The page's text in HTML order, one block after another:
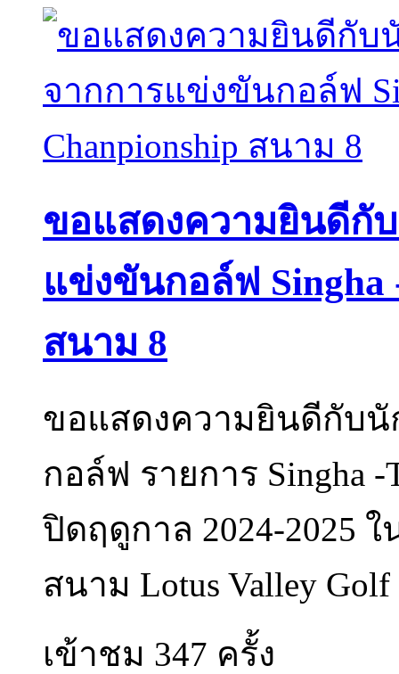
ขอแสดงความยินดีกับ
แข่งขันกอล์ฟ Singha
สนาม 8
ขอแสดงความยินดีกับนั
กอล์ฟ รายการ Singha -
ปิดฤดูกาล 2024-2025
สนาม Lotus Valley Golf
เข้าชม 347 ครั้ง